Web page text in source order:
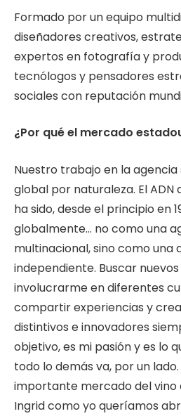
Formado por un equipo
diseñadores creativos,
expertos en fotografía y
tecnólogos y pensadores
sociales con reputación
¿Por qué el mercado
Nuestro trabajo en la agencia
global por naturaleza. El
ha sido, desde el principio en
globalmente… no como una
multinacional, sino como una
independiente. Buscar
involucrarme en diferentes
compartir experiencias y
distintivos e innovadores
objetivo, es mi pasión y es lo
todo lo demás va, por un
importante mercado del vino
Ingrid como yo queríamos